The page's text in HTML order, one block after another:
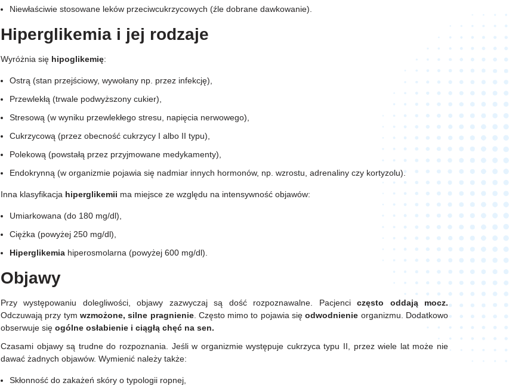
Niewłaściwie stosowane leków przeciwcukrzycowych (źle dobrane dawkowanie).
Hiperglikemia i jej rodzaje
Wyróżnia się hipoglikemię:
Ostrą (stan przejściowy, wywołany np. przez infekcję),
Przewlekłą (trwale podwyższony cukier),
Stresową (w wyniku przewlekłego stresu, napięcia nerwowego),
Cukrzycową (przez obecność cukrzycy I albo II typu),
Polekową (powstałą przez przyjmowane medykamenty),
Endokrynną (w organizmie pojawia się nadmiar innych hormonów, np. wzrostu, adrenaliny czy kortyzolu).
Inna klasyfikacja hiperglikemii ma miejsce ze względu na intensywność objawów:
Umiarkowana (do 180 mg/dl),
Ciężka (powyżej 250 mg/dl),
Hiperglikemia hiperosmolarna (powyżej 600 mg/dl).
Objawy
Przy występowaniu dolegliwości, objawy zazwyczaj są dość rozpoznawalne. Pacjenciczęsto oddają mocz.
Odczuwają przy tym wzmożone, silne pragnienie. Często mimo to pojawia sięodwodnienie organizmu. Dodatkowo
obserwuje się ogólne osłabienie i ciągłą chęć na sen.
Czasami objawy są trudne do rozpoznania. Jeśli w organizmie występuje cukrzyca typu II, przez wiele lat może nie
dawać żadnych objawów. Wymienić należy także:
Skłonność do zakażeń skóry o typologii ropnej,